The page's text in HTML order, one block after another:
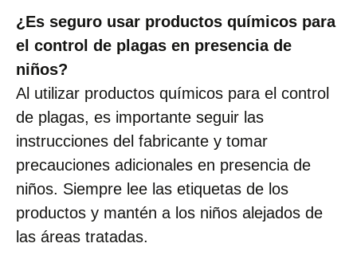
¿Es seguro usar productos químicos para
el control de plagas en presencia de
niños?
Al utilizar productos químicos para el control
de plagas, es importante seguir las
instrucciones del fabricante y tomar
precauciones adicionales en presencia de
niños. Siempre lee las etiquetas de los
productos y mantén a los niños alejados de
las áreas tratadas.